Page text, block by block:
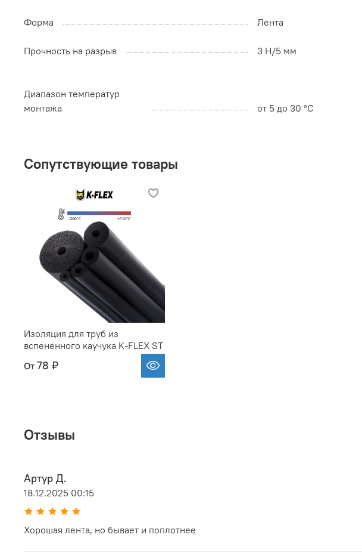
Форма Лента
Прочность на разрыв 3 Н/5 мм
Диапазон температур
монтажа
от 5 до 30 °C
Сопутствующие товары
Изоляция для труб из
вспененного каучука K-FLEX ST
От 78 ₽
Отзывы
Артур Д.
18.12.2025 00:15
Хорошая лента, но бывает и поплотнее